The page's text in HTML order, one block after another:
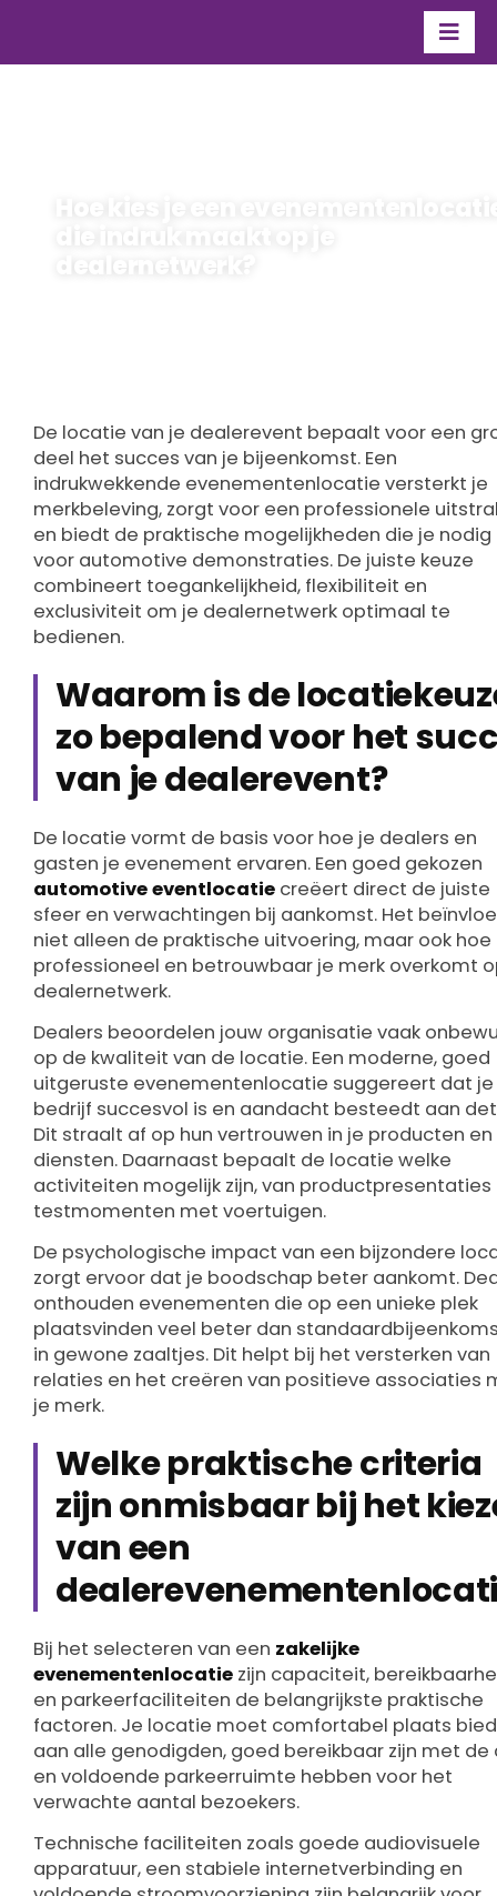
inhoud
Contact
Hoe kies je een
die indruk maakt op je
dealernetwerk?
De locatie van je dealerevent bepaalt voor een
deel het succes van je bijeenkomst. Een
indrukwekkende evenementenlocatie versterkt je
merkbeleving, zorgt voor een professionele
en biedt de praktische mogelijkheden die je
voor automotive demonstraties. De juiste keuze
combineert toegankelijkheid, flexibiliteit en
exclusiviteit om je dealernetwerk optimaal te
bedienen.
Waarom is de
zo bepalend voor het
van je dealerevent?
De locatie vormt de basis voor hoe je dealers en
gasten je evenement ervaren. Een goed gekozen
automotive eventlocatie creëert direct de juiste
sfeer en verwachtingen bij aankomst. Het
niet alleen de praktische uitvoering, maar ook hoe
professioneel en betrouwbaar je merk overkomt
dealernetwerk.
Dealers beoordelen jouw organisatie vaak
op de kwaliteit van de locatie. Een moderne, goed
uitgeruste evenementenlocatie suggereert dat je
bedrijf succesvol is en aandacht besteedt aan
Dit straalt af op hun vertrouwen in je producten en
diensten. Daarnaast bepaalt de locatie welke
activiteiten mogelijk zijn, van
testmomenten met voertuigen.
De psychologische impact van een bijzondere
zorgt ervoor dat je boodschap beter aankomt.
onthouden evenementen die op een unieke plek
plaatsvinden veel beter dan
in gewone zaaltjes. Dit helpt bij het versterken van
relaties en het creëren van positieve associaties
je merk.
Welke praktische criteria
zijn onmisbaar bij het
van een
Bij het selecteren van een zakelijke
evenementenlocatie zijn capaciteit,
en parkeerfaciliteiten de belangrijkste praktische
factoren. Je locatie moet comfortabel plaats
aan alle genodigden, goed bereikbaar zijn met de
en voldoende parkeerruimte hebben voor het
verwachte aantal bezoekers.
Technische faciliteiten zoals goede audiovisuele
apparatuur, een stabiele internetverbinding en